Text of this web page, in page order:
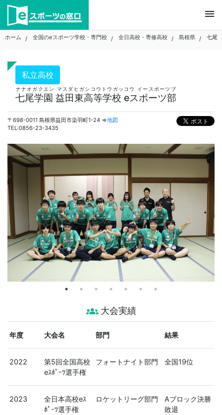
Skip
content
menu
ホーム 全国のeスポーツ学校・専門校 全日高校・専修高校 島根県 七尾
私立高校
七尾学園 益田東高等学校 eスポーツ部
ナナオガクエン マスダヒガシコウトウガッコウ イースポーツブ
〒698-0011 島根県益田市染羽町1-24 ⇒地図
TEL:0856-23-3435
groups_2 大会実績
年度 大会名 部門 結果
2022
第5回全国高校
eｽﾎﾟｰﾂ選手権
フォートナイト部門 全国19位
2023
全日本高校eｽ
ﾎﾟｰﾂ選手権
ロケットリーグ部門
Aブロック決勝
敗退